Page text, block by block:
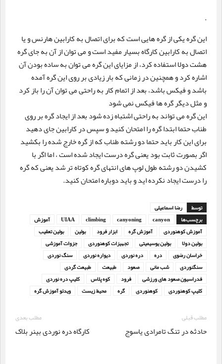
.
این گره یکی از گره هایی است که برای اتصال به کارابین هارنس و یا
اتصال به کارابین کارگاه بسیار مفید است و می توان از آن به جای گره
هشت دولا استفاده کرد، از مزایای این گره می توان به ساده بودن آن
اشاره کرد و همچنین در زمانی که بار زیادی بر روی این گره آمده
باشد و فیکس باشد، بعد از اتمام کار به راحتی می توان آن را باز کرد
و مثل دیگر گره ها فیکس نمی شود
این گره می تواند به راحتی اشتباه زده شود بعد از ایجاد گره بر روی
طناب حتما ابتدا گره را امتحان کنید و سپس در کارابین جای دهید
برای این کار باید حتما دو رشته طناب که از گره خارج شده را بکشید
اگر بصورت ثابت بود یعنی گره درست ایجاد شده است ، اما اگر با
کشیدن دو رشته طول لوپ های انتهای گره کوتاه تر شد یعنی که گره
را درست ایجاد نکرده اید و باید دوباره امتحان کنید.
توسط
رضا اسماعیلی
برچسب‌ها
canyon
canyoning
climbing
UIAA
آموزش
آموزش کوهنوردی
آموزش گره ابزار فرود بولین
بولین تعقیب
بولین دولا
بولین یوسیمیتی تجهیزات کوهنوردی
جزوات آموزشی
خراسان رضوی
دره دره نوردی دیواره نوردی
سنگ نوردی
سنگنوردی
شب مانی صعود طبیعت
طبیعت گردی
فدراسیون صعود های ورزشی
فرود كوه پلاس
کلیپ دره نوردی
کلیپ کوهنوردی
کوهنوردی گره محیط زیست ویدئو آموزش گره
مطلب قبلی
حادثه در تنگ تامرادی یاسوج
مطلب بعدی
کارگاه دره نوردی بینر بلاک